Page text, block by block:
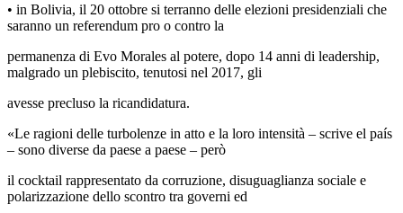
• in Bolivia, il 20 ottobre si terranno delle elezioni presidenziali che
saranno un referendum pro o contro la
permanenza di Evo Morales al potere, dopo 14 anni di leadership,
malgrado un plebiscito, tenutosi nel 2017, gli
avesse precluso la ricandidatura.
«Le ragioni delle turbolenze in atto e la loro intensità – scrive el país
– sono diverse da paese a paese – però
il cocktail rappresentato da corruzione, disuguaglianza sociale e
polarizzazione dello scontro tra governi ed